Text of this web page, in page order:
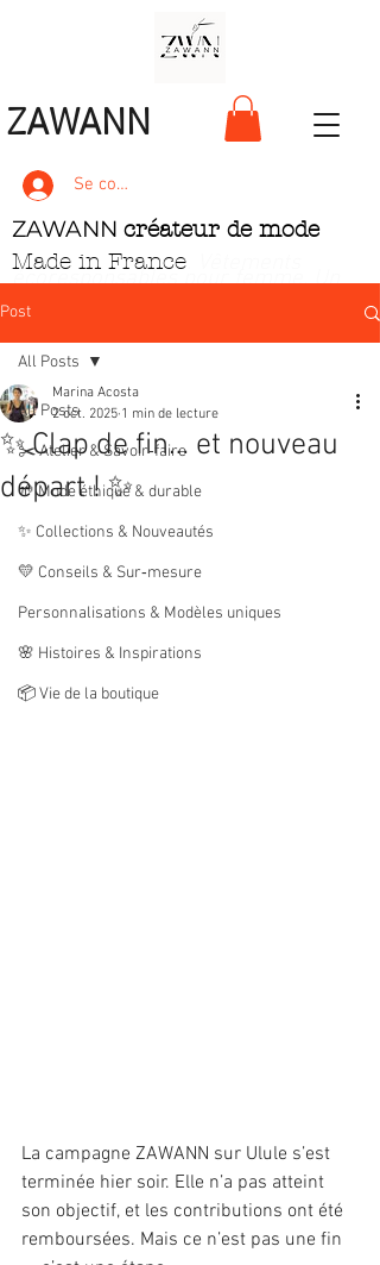
ZAWANN
Se connecter
ZAWANN créateur de mode
Made in France
écoresponsables pour femme. Un
Post
All Posts
✂️ Atelier & Savoir‑faire
🌱 Mode éthique & durable
✨ Collections & Nouveautés
💛 Conseils & Sur‑mesure
Personnalisations & Modèles uniques
🌸 Histoires & Inspirations
📦 Vie de la boutique
All Posts
✨ Clap de fin… et nouveau
départ ! ✨
Marina Acosta
2 oct. 2025 1 min de lecture
La campagne ZAWANN sur Ulule s’est
terminée hier soir. Elle n’a pas atteint
son objectif, et les contributions ont été
remboursées. Mais ce n’est pas une fin